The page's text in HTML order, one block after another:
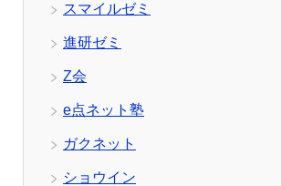
スマイルゼミ
進研ゼミ
Z会
e点ネット塾
ガクネット
ショウイン